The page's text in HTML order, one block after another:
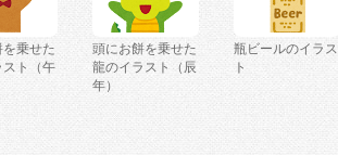
乗せた
スト（午
頭にお餅を乗せた
龍のイラスト（辰
年）
瓶ビールのイラス
ト